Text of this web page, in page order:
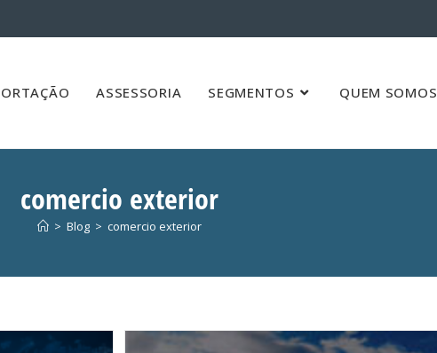
ASSESSORIA SEGMENTOS QUEM SOMOS
comercio exterior
> Blog > comercio exterior